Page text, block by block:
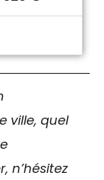
ville, quel
n’hésitez